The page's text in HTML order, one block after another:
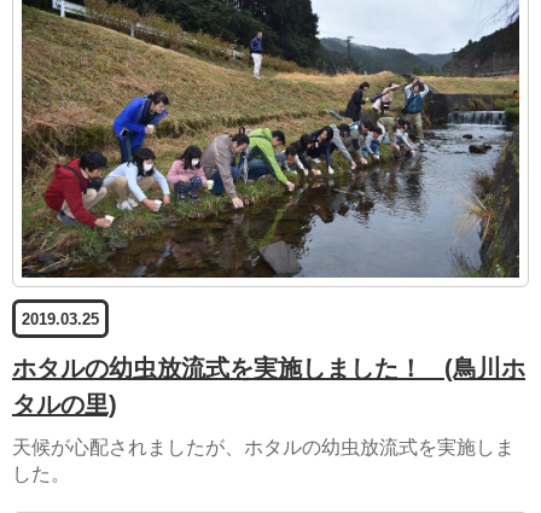
2019.03.25
ホタルの幼虫放流式を実施しました！ (鳥川ホ
タルの里)
天候が心配されましたが、ホタルの幼虫放流式を実施しま
した。